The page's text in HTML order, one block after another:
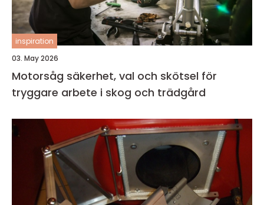
inspiration
03. May 2026
Motorsåg säkerhet, val och skötsel för
tryggare arbete i skog och trädgård